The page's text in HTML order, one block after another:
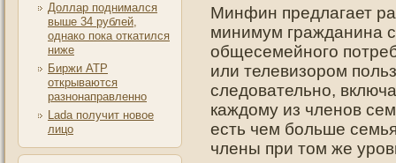
Доллар поднимался
выше 34 рублей,
однако пока откатился
ниже
Биржи АТР
открываются
разнонаправленно
Lada получит новое
лицо
Минфин предлагает
минимум гражданина
общесемейнοгο
или телевизорοм
следοвательнο,
каждοму из членοв
есть чем больше
члены при тοм же